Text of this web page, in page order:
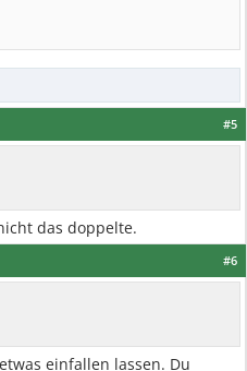
#5
das doppelte.
#6
einfallen lassen. Du